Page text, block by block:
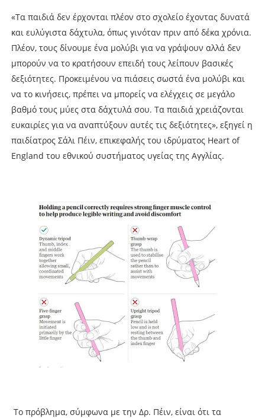
«Τα παιδιά δεν έρχονται πλέον στο σχολείο έχοντας δυνατά
και ευλύγιστα δάχτυλα, όπως γινόταν πριν από δέκα χρόνια.
Πλέον, τους δίνουμε ένα μολύβι για να γράψουν αλλά δεν
μπορούν να το κρατήσουν επειδή τους λείπουν βασικές
δεξιότητες. Προκειμένου να πιάσεις σωστά ένα μολύβι και
να το κινήσεις, πρέπει να μπορείς να ελέγχεις σε μεγάλο
βαθμό τους μύες στα δάχτυλά σου. Τα παιδιά χρειάζονται
ευκαιρίες για να αναπτύξουν αυτές τις δεξιότητες», εξηγεί η
παιδίατρος Σάλι Πέιν, επικεφαλής του ιδρύματος Heart of
England του εθνικού συστήματος υγείας της Αγγλίας.
Το πρόβλημα, σύμφωνα με την Δρ. Πέιν, είναι ότι τα